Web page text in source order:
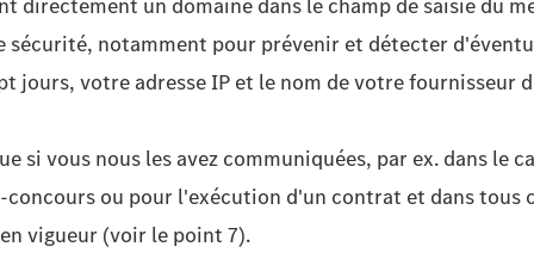
un domaine dans le champ de saisie du
sécurité, notamment pour prévenir et détecter
jours, votre adresse IP et le nom de votre fournisseur
si vous nous les avez communiquées, par ex. dans
ou pour l'exécution d'un contrat et dans tous
vigueur (voir le point 7).